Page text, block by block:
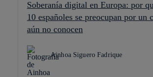
Soberanía digital en Europa: por
10 españoles se preocupan por un
aún no conocen
Ainhoa Siguero Fadrique